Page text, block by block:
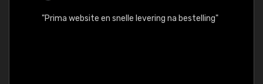
"Prima website en snelle levering na bestelling"